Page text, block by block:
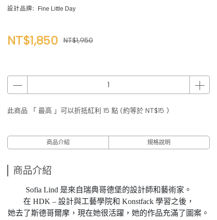
設計品牌: Fine Little Day
NT$1,850 NT$1,950
此商品 「 最高 」可以折抵紅利 15 點 (約等於 NT$15 )
商品介紹 規格說明
商品介紹
Sofia Lind 是來自瑞典哥德堡的設計師和藝術家。
在 HDK – 設計與工藝學院和 Konstfack 學習之後，
她去了斯德哥爾摩，現在她很活躍，她的作品充滿了圖案。